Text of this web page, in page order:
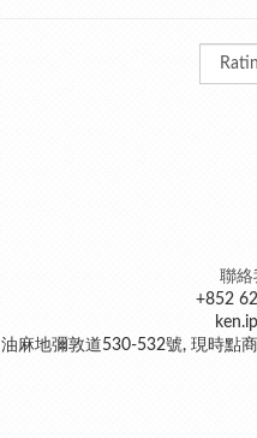
聯絡
+852
油麻地彌敦道530-532號, 現時點